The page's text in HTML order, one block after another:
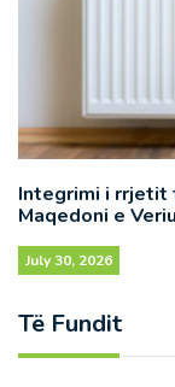
Integrimi i rrjetit
Maqedoni e
July 30, 2026
Të Fundit